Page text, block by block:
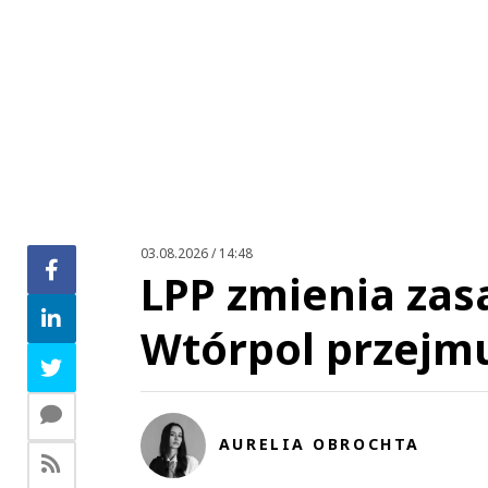
@ Vege-~ To miło, że tak przejmuje kogoś cierpienie
03.08.2026 / 14:48
LPP zmienia
Wtórpol
AURELIA OBROCHTA